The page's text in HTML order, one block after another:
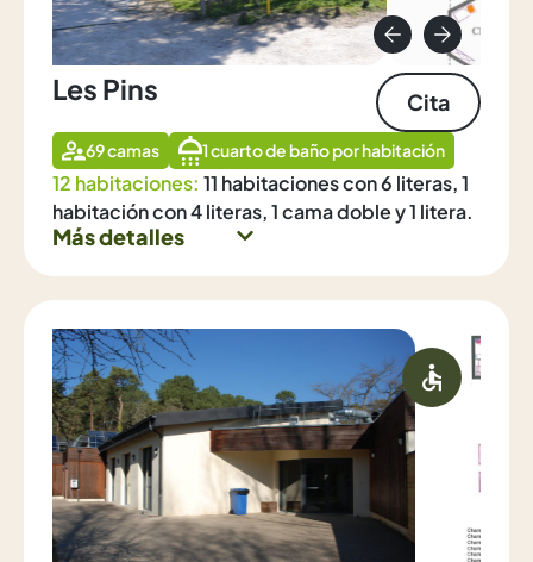
Les Pins Cita
69 camas 1 cuarto de baño por habitación
12 habitaciones: 11 habitaciones con 6 literas, 1
habitación con 4 literas, 1 cama doble y 1 litera.
Más detalles